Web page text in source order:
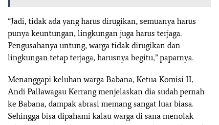
“Jadi, tidak ada yang harus dirugikan, semuanya harus
punya keuntungan, lingkungan juga harus terjaga.
Pengusahanya untung, warga tidak dirugikan dan
lingkungan tetap terjaga, harusnya begitu,” paparnya.
Menanggapi keluhan warga Babana, Ketua Komisi II,
Andi Pallawagau Kerrang menjelaskan dia sudah pernah
ke Babana, dampak abrasi memang sangat luar biasa.
Sehingga bisa dipahami kalau warga di sana menolak